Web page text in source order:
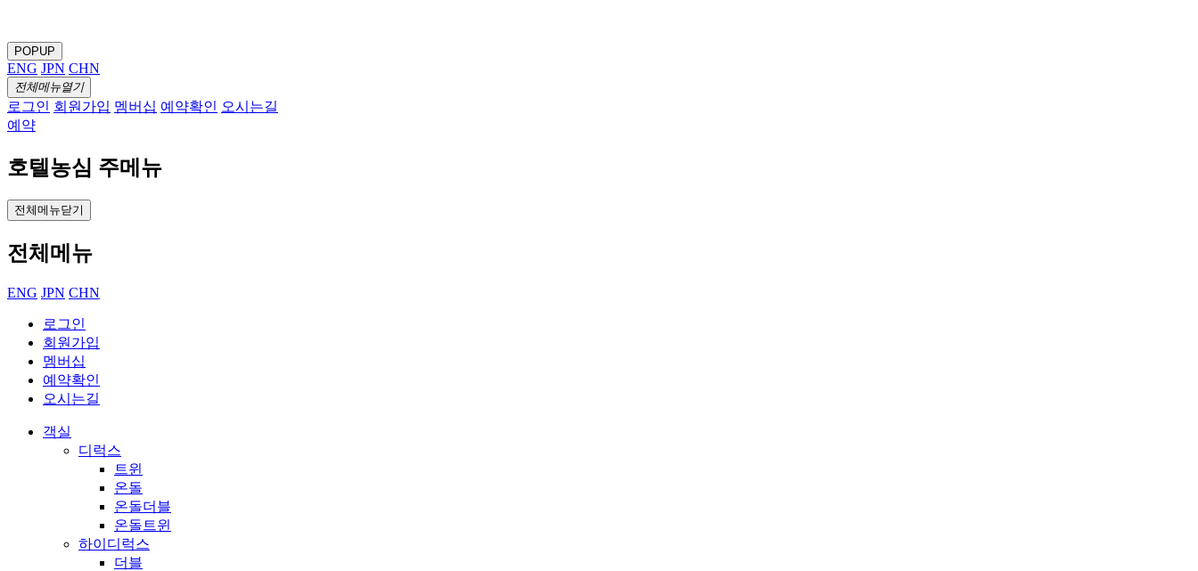
POPUP
ENG JPN CHN
전체메뉴열기
로그인 회원가입 멤버십 예약확인 오시는길
예약
호텔농심 주메뉴
전체메뉴닫기
전체메뉴
ENG JPN CHN
로그인
회원가입
멤버십
예약확인
오시는길
객실
디럭스
트윈
온돌
온돌더블
온돌트윈
하이디럭스
더블